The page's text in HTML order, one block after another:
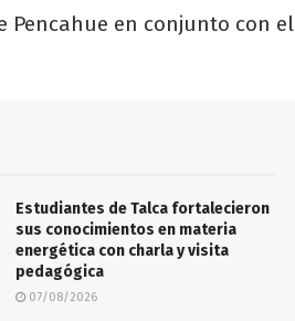
Pencahue en conjunto con el
Estudiantes de Talca fortalecieron
sus conocimientos en materia
energética con charla y visita
pedagógica
07/08/2026